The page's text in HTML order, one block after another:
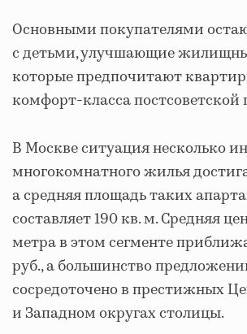
Основными покупателями
с детьми, улучшающие
которые предпочитают
комфорт-класса постсоветской
В Москве ситуация несколько
многокомнатного жилья
а средняя площадь таких
составляет 190 кв. м. Средняя
метра в этом сегменте
руб., а большинство
сосредоточено в престижных
и Западном округах столицы.